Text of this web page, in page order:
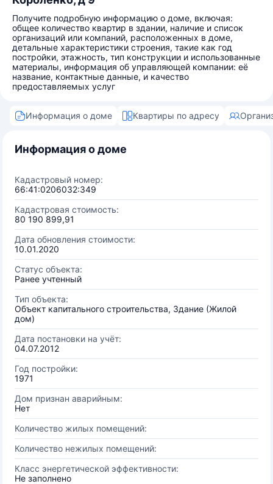
Получите подробную информацию о доме, включая:
общее количество квартир в здании, наличие и список
организаций или компаний, расположенных в доме,
детальные характеристики строения, такие как год
постройки, этажность, тип конструкции и использованные
материалы, информация об управляющей компании: её
название, контактные данные, и качество
предоставляемых услуг
Информация о доме Квартиры по адресу
Информация о доме
Кадастровый номер:
66:41:0206032:349
Кадастровая стоимость:
80 190 899,91
Дата обновления стоимости:
10.01.2020
Статус объекта:
Ранее учтенный
Тип объекта:
Объект капитального строительства, Здание (Жилой
дом)
Дата постановки на учёт:
04.07.2012
Год постройки:
1971
Дом признан аварийным:
Нет
Количество жилых помещений:
Количество нежилых помещений:
Класс энергетической эффективности:
Не заполнено